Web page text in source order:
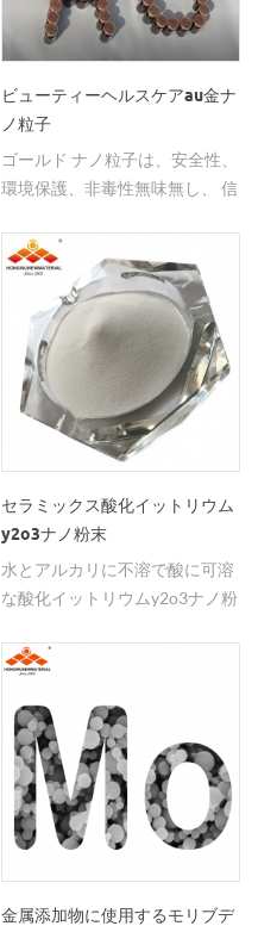
ビューティーヘルスケアau金ナ
ノ粒子
ゴールド ナノ粒子は、安全性、
環境保護、非毒性無味無し、 信
りやすい 着色、生物触媒。
セラミックス酸化イットリウム
y2o3ナノ粉末
水とアルカリに不溶で酸に可溶
な酸化イットリウムy2o3ナノ粉
金属添加物に使用するモリブデ